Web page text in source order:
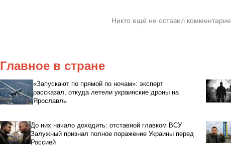
Никто ещё не оставил
Главное в стране
«Запускают по прямой по ночам»: эксперт
рассказал, откуда летели украинские дроны на
Ярославль
До них начало доходить: отставной главком ВСУ
Залужный признал полное поражение Украины перед
Россией